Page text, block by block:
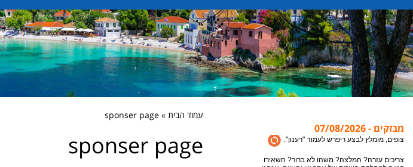
עמוד הבית » sponser page
מבזקים - 07/08/2026
אתר יוון והאיים מתעדכן במידע חדש כל הזמן, לקבלת
המידע העדכני ביותר לעמוד בו אתם נמצאים או
צופים, מומלץ לבצע ריפרש לעמוד "רענון".
sponser page